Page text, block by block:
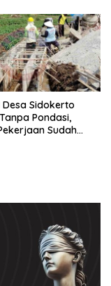
Desa Sidokerto
Pondasi,
Sudah